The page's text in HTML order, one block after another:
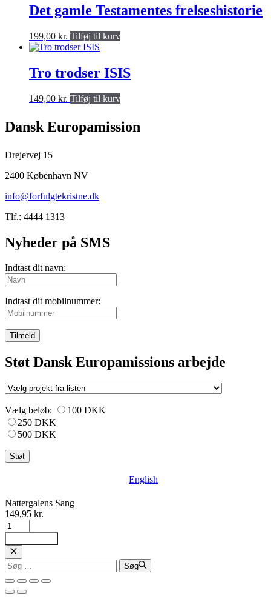
var:
149,00 kr..
er:
50,00 kr..
Det gamle Testamentes frelseshistorie
199,00 kr. Tilføj til kurv
Tro trodser ISIS
149,00 kr. Tilføj til kurv
Dansk Europamission
Drejervej 15
2400 København NV
info@forfulgtekristne.dk
Tlf.: 4444 1313
Nyheder på SMS
Indtast dit navn:
Indtast dit mobilnummer:
Tilmeld
Støt Dansk Europamissions arbejde
Vælg beløb:
100 DKK
250 DKK
500 DKK
English
Nattergalens Sang
149,95 kr.
Nattergalens
Sang
antal
Luk
Søg
efter:
Søg